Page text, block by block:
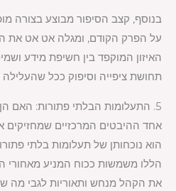
בנוסף, קצב הסיפור מבוצע בצורה
על הפרק הקודם, ומגלה אט אט את
האיזון המוקפד בין חשיפת מידע
תחושת ציפייה וסיפוק ככל
5. התעלומות הבלתי פתורות: האם הן מסקרנות או מתסכלות?
הוא נוכחותן של תעלומות בלתי
הללו משמשות ככוח המניע מאחורי
את הקהל מנחש ותאוריות לגבי מה